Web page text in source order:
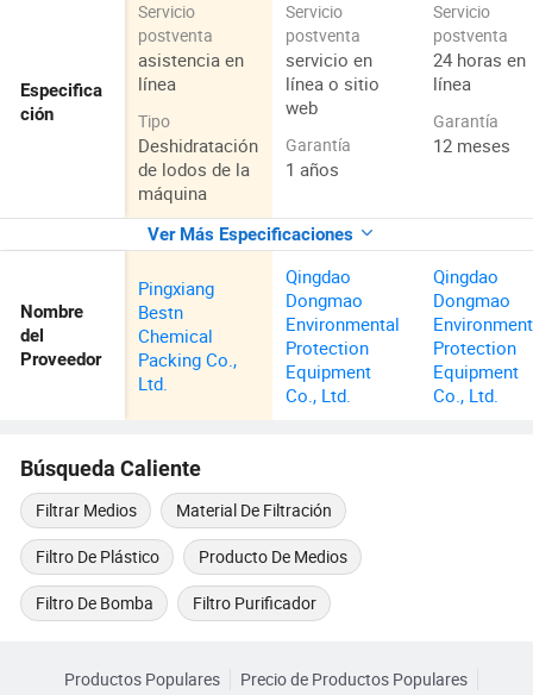
Especifica
ción
Servicio
postventa
asistencia en
línea
Tipo
Deshidratación
de lodos de la
máquina
Servicio
postventa
servicio en
línea o sitio
web
Garantía
1 años
Servicio
postventa
24 horas en
línea
Garantía
12 meses
Ver Más Especificaciones
Nombre
del
Proveedor
Pingxiang
Bestn
Chemical
Packing Co.,
Ltd.
Qingdao
Dongmao
Environmental
Protection
Equipment
Co., Ltd.
Qingdao
Dongmao
Protection
Equipment
Co., Ltd.
Búsqueda Caliente
Filtrar Medios Material De Filtración
Filtro De Plástico Producto De Medios
Filtro De Bomba Filtro Purificador
Productos Populares Precio de Productos Populares